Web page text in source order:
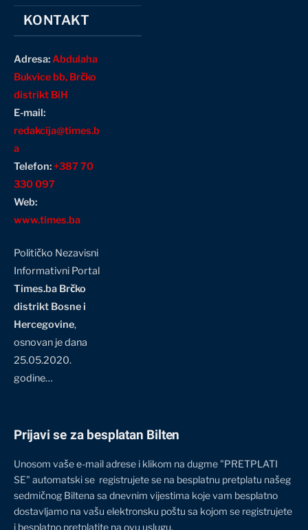
KONTAKT
Adresa:Abdulaha
Bukvice bb, Brčko
distrikt BiH
E-mail:
redakcija@times.b
a
Telefon:+387 70
330 097
Web:
www.times.ba
Političko Nezavisni
Informativni Portal
Times.ba Brčko
distrikt Bosne i
Hercegovine,
osnovan je dana
25.05.2020.
godine…
Prijavi se za besplatan Bilten
Unosom vaše e-mail adrese i klikom na dugme "PRETPLATI
SE" automatski se registrujete se na besplatnu pretplatu našeg
sedmičnog Biltena sa dnevnim vijestima koje vam besplatno
dostavljamo na vašu elektronsku poštu sa kojom se registrujete
i besplatno pretplatite na ovu uslugu.